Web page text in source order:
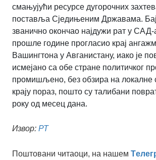
смањујући ресурсе дугорочних
поставља Сједињеним Државама.
званично окончао најдужи рат у САД-
прошле године прогласио крај
Вашингтона у Авганистану, иако је
исмејано са обе стране политичког
промишљено, без обзира на локалне
крају пораз, пошто су талибани
року од месец дана.
Извор: РТ
Поштовани читаоци, на нашем